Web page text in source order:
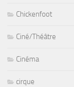
Chickenfoot
Ciné/Théâtre
Cinéma
cirque